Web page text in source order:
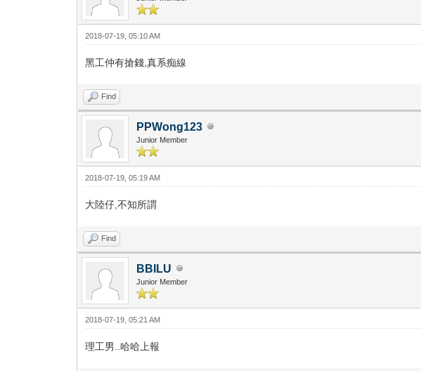
2018-07-19, 05:10 AM
黑工仲有搶錢,真系痴線
Find
PPWong123
Junior Member
2018-07-19, 05:19 AM
大陸仔,不知所謂
Find
BBILU
Junior Member
2018-07-19, 05:21 AM
理工男..哈哈上報